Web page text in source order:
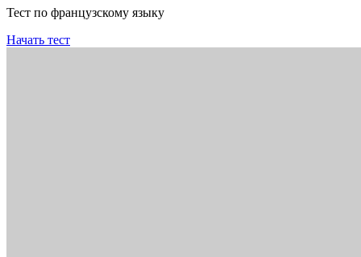
Тест по французскому языку
Начать тест